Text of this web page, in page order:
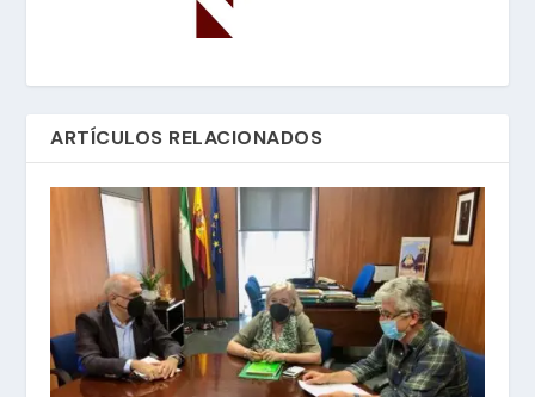
ARTÍCULOS RELACIONADOS